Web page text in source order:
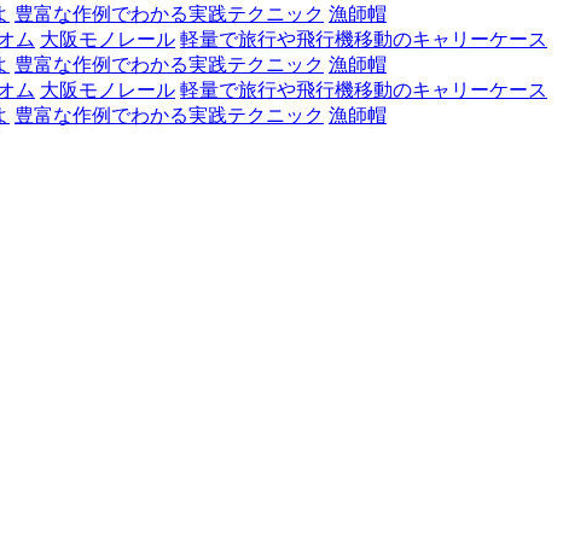
豊富な作例でわかる実践テクニック 漁師帽
ム 大阪モノレール 軽量で旅行や飛行機移動のキャリーケース
豊富な作例でわかる実践テクニック 漁師帽
ム 大阪モノレール 軽量で旅行や飛行機移動のキャリーケース
豊富な作例でわかる実践テクニック 漁師帽